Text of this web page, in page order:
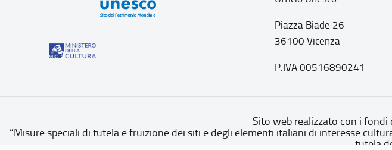
Piazza Biade 26
36100 Vicenza
P.IVA 00516890241
Sito web realizzato con i fondi
“Misure speciali di tutela e fruizione dei siti e degli elementi italiani di interesse
tutela